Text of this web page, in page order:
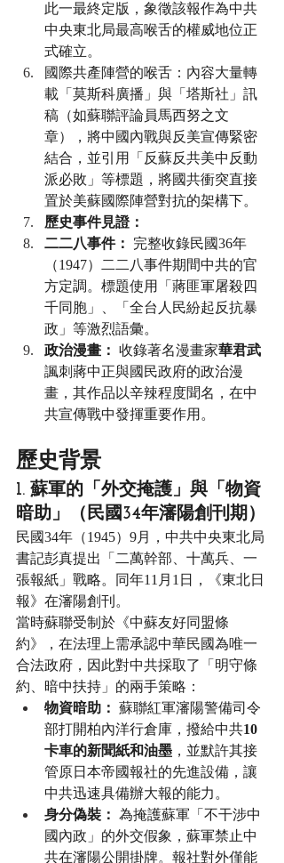
此一最終定版，象徵該報作為中共
中央東北局最高喉舌的權威地位正
式確立。
國際共產陣營的喉舌：內容大量轉
載「莫斯科廣播」與「塔斯社」訊
稿（如蘇聯評論員馬西努之文
章），將中國內戰與反美宣傳緊密
結合，並引用「反蘇反共美中反動
派必敗」等標題，將國共衝突直接
置於美蘇國際陣營對抗的架構下。
歷史事件見證：
二二八事件：
完整收錄民國36年
（1947）二二八事件期間中共的官
方定調。標題使用「蔣匪軍屠殺四
千同胞」、「全台人民紛起反抗暴
政」等激烈語彙。
政治漫畫： 收錄著名漫畫家華君武
諷刺蔣中正與國民政府的政治漫
畫，其作品以辛辣程度聞名，在中
共宣傳戰中發揮重要作用。
歷史背景
1. 蘇軍的「外交掩護」與「物資
暗助」（民國34年瀋陽創刊期）
民國34年（1945）9月，中共中央東北局
書記彭真提出「二萬幹部、十萬兵、一
張報紙」戰略。同年11月1日，《東北日
報》在瀋陽創刊。
當時蘇聯受制於《中蘇友好同盟條
約》，在法理上需承認中華民國為唯一
合法政府，因此對中共採取了「明守條
約、暗中扶持」的兩手策略：
物資暗助： 蘇聯紅軍瀋陽警備司令
部打開柏內洋行倉庫，撥給中共10
卡車的新聞紙和油墨 ，並默許其接
管原日本帝國報社的先進設備，讓
中共迅速具備辦大報的能力。
身分偽裝： 為掩護蘇軍「不干涉中
國內政」的外交假象，蘇軍禁止中
共在瀋陽公開掛牌。報社對外僅能